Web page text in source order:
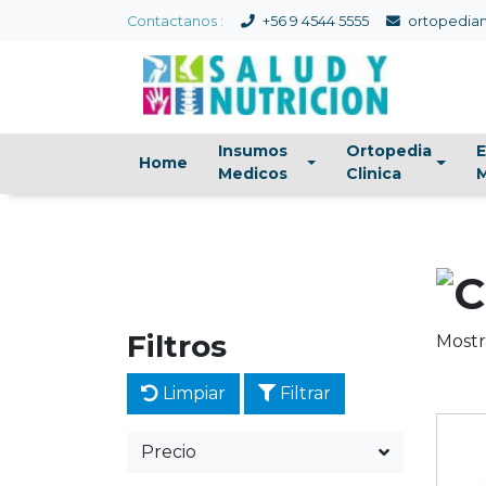
Contactanos : +56 9 4544 5555
Home
Insumos
Medicos
Ortopedia
Clinica
Filtros
Limpiar Filtrar
Precio